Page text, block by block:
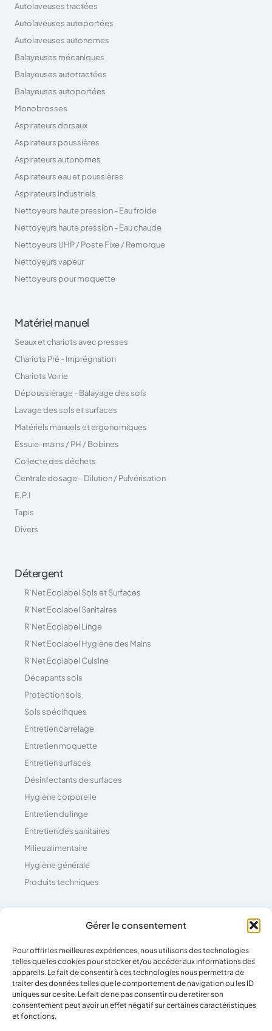
Gérer le consentement
Pour offrir les meilleures expériences, nous utilisons des technologies
telles que les cookies pour stocker et/ou accéder aux informations des
appareils. Le fait de consentir à ces technologies nous permettra de
traiter des données telles que le comportement de navigation ou les ID
uniques sur ce site. Le fait de ne pas consentir ou de retirer son
consentement peut avoir un effet négatif sur certaines caractéristiques
et fonctions.
04 73 26 81 71
39 Rue Pierre Boulanger,
63100 Clermont-Ferrand
Autolaveuses tractées
Autolaveuses autoportées
Autolaveuses autonomes
Balayeuses mécaniques
Balayeuses autotractées
Balayeuses autoportées
Monobrosses
Aspirateurs dorsaux
Aspirateurs poussières
Aspirateurs autonomes
Aspirateurs eau et poussières
Aspirateurs industriels
Nettoyeurs haute pression - Eau froide
Nettoyeurs haute pression - Eau chaude
Nettoyeurs UHP / Poste Fixe / Remorque
Nettoyeurs vapeur
Nettoyeurs pour moquette
Matériel manuel
Seaux et chariots avec presses
Chariots Pré - Imprégnation
Chariots Voirie
Dépoussiérage - Balayage des sols
Lavage des sols et surfaces
Matériels manuels et ergonomiques
Essuie-mains / PH / Bobines
Collecte des déchets
Centrale dosage – Dilution / Pulvérisation
E.P.I
Tapis
Divers
Détergent
R’Net Ecolabel Sols et Surfaces
R’Net Ecolabel Sanitaires
R’Net Ecolabel Linge
R’Net Ecolabel Hygiène des Mains
R’Net Ecolabel Cuisine
Décapants sols
Protection sols
Sols spécifiques
Entretien carrelage
Entretien moquette
Entretien surfaces
Désinfectants de surfaces
Hygiène corporelle
Entretien du linge
Entretien des sanitaires
Milieu alimentaire
Hygiène générale
Produits techniques